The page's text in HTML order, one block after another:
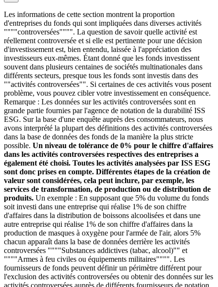
Les informations de cette section montrent la proportion
d'entreprises du fonds qui sont impliquées dans diverses activités
""""controversées"""". La question de savoir quelle activité est
réellement controversée et si elle est pertinente pour une décision
d'investissement est, bien entendu, laissée à l'appréciation des
investisseurs eux-mêmes. Étant donné que les fonds investissent
souvent dans plusieurs centaines de sociétés multinationales dans
différents secteurs, presque tous les fonds sont investis dans des
""activités controversées"". Si certaines de ces activités vous posent
problème, vous pouvez cibler votre investissement en conséquence.
Remarque : Les données sur les activités controversées sont en
grande partie fournies par l'agence de notation de la durabilité ISS
ESG. Sur la base d'une enquête auprès des consommateurs, nous
avons interprété la plupart des définitions des activités controversées
dans la base de données des fonds de la manière la plus stricte
possible. Un niveau de tolérance de 0% pour le chiffre d'affaires
dans les activités controversées respectives des entreprises a
également été choisi. Toutes les activités analysées par ISS ESG
sont donc prises en compte. Différentes étapes de la création de
valeur sont considérées, cela peut inclure, par exemple, les
services de transformation, de production ou de distribution de
produits. Un exemple : En supposant que 5% du volume du fonds
soit investi dans une entreprise qui réalise 1% de son chiffre
d'affaires dans la distribution de boissons alcoolisées et dans une
autre entreprise qui réalise 1% de son chiffre d'affaires dans la
production de masques à oxygène pour l'armée de l'air, alors 5%
chacun apparaît dans la base de données derrière les activités
controversées """"Substances addictives (tabac, alcool)"" et
""""Armes à feu civiles ou équipements militaires"""". Les
fournisseurs de fonds peuvent définir un périmètre différent pour
l'exclusion des activités controversées ou obtenir des données sur les
activités controversées auprès de différents fournisseurs de notation